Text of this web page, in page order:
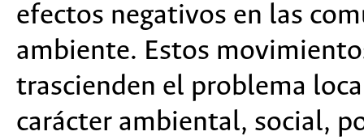
efectos negativos en las
ambiente. Estos
trascienden el problema
carácter ambiental, social,